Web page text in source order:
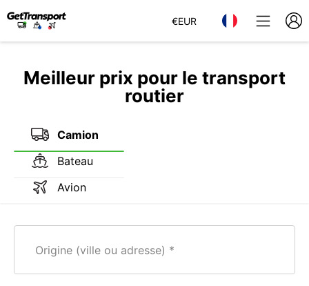
€EUR
Meilleur prix pour le transport
routier
Camion
Bateau
Avion
Origine (ville ou adresse)